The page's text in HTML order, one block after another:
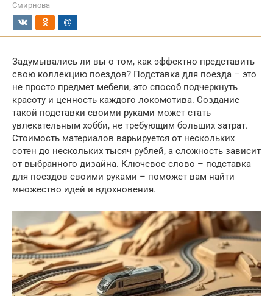
Смирнова
Задумывались ли вы о том, как эффектно представить
свою коллекцию поездов? Подставка для поезда – это
не просто предмет мебели, это способ подчеркнуть
красоту и ценность каждого локомотива. Создание
такой подставки своими руками может стать
увлекательным хобби, не требующим больших затрат.
Стоимость материалов варьируется от нескольких
сотен до нескольких тысяч рублей, а сложность зависит
от выбранного дизайна. Ключевое слово – подставка
для поездов своими руками – поможет вам найти
множество идей и вдохновения.